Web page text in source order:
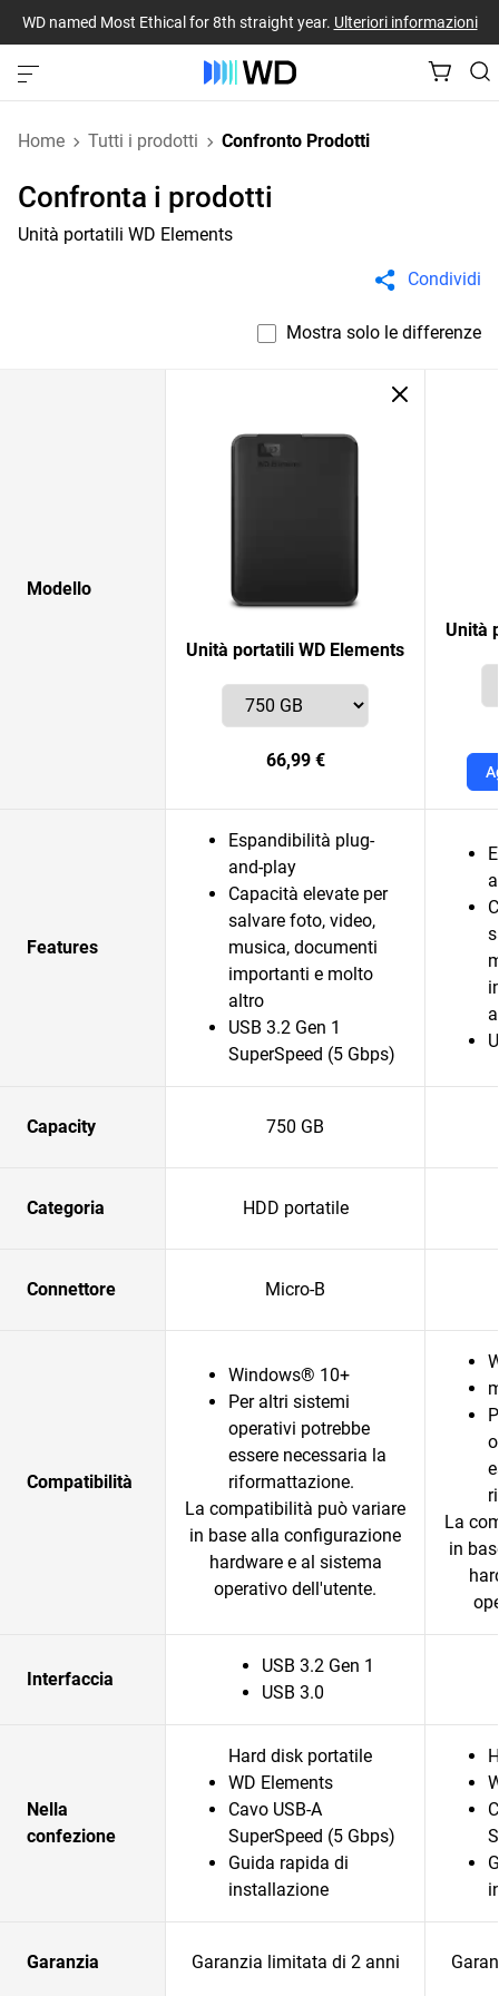
WD named Most Ethical for 8th straight year. Ulteriori informazioni
Home Tutti i prodotti Confronto Prodotti
Confronta i prodotti
Unità portatili WD Elements
Condividi
Mostra solo le differenze
Modello
Unità portatili WD Elements
66,99 €
Unità
Features
Espandibilità plug-
and-play
Capacità elevate per
salvare foto, video,
musica, documenti
importanti e molto
altro
USB 3.2 Gen 1
SuperSpeed (5 Gbps)
Capacity 750 GB
Categoria HDD portatile
Connettore Micro-B
Compatibilità
Windows® 10+
Per altri sistemi
operativi potrebbe
essere necessaria la
riformattazione.
La compatibilità può variare
in base alla configurazione
hardware e al sistema
operativo dell'utente.
La
in
Interfaccia
USB 3.2 Gen 1
USB 3.0
Nella
confezione
Hard disk portatile
WD Elements
Cavo USB-A
SuperSpeed (5 Gbps)
Guida rapida di
installazione
Garanzia Garanzia limitata di 2 anni